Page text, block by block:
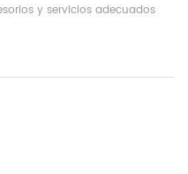
y servicios adecuados